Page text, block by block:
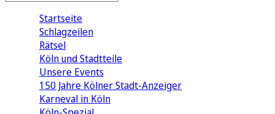
Startseite
Schlagzeilen
Rätsel
Köln und Stadtteile
Unsere Events
150 Jahre Kölner Stadt-Anzeiger
Karneval in Köln